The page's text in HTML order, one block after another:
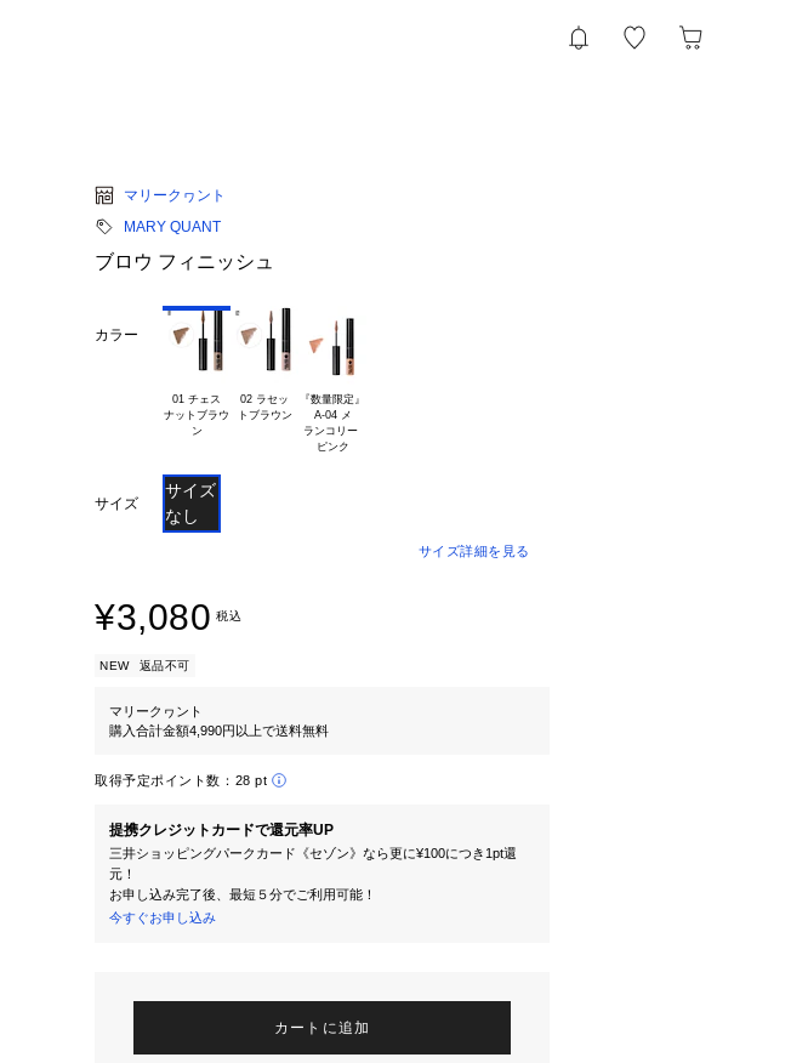
マリークヮント
MARY QUANT
ブロウ フィニッシュ
カラー
01 チェス
ナットブラウ
02 ラセッ
『数量限定』
A-04 メ
ランコリー
サイズ
サイズ
なし
サイズ詳細を見る
¥3,080 税込
NEW 返品不可
マリークヮント
購入合計金額4,990円以上で送料無料
取得予定ポイント数： 28 pt
提携クレジットカードで還元率UP
三井ショッピングパークカード《セゾン》なら更に¥100につき1pt還
元！
お申し込み完了後、最短５分でご利用可能！
今すぐお申し込み
カートに追加